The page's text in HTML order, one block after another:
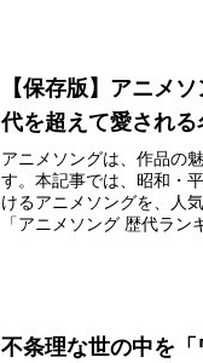
【保存版】アニメ
代を超えて愛される
アニメソングは、作品の
す。本記事では、昭和・
けるアニメソングを、人
「アニメソング 歴代ラ
不条理な世の中を